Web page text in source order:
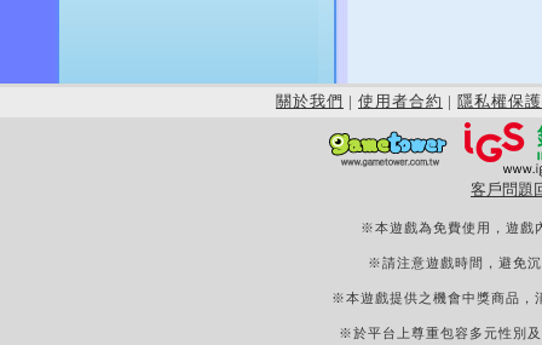
關於我們 | 使用者合約 | 隱私權保護
客戶問題
※本遊戲為免費使用，遊戲
※請注意遊戲時間，避免
※本遊戲提供之機會中獎商品，
※於平台上尊重包容多元性別